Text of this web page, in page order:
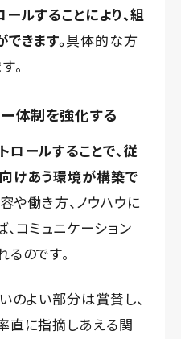
ルすることにより、組
きます。具体的な方
。
体制を強化する
ールすることで、従
けあう環境が構築で
や働き方、ノウハウに
コミュニケーション
のです。
のよい部分は賞賛し、
直に指摘しあえる関